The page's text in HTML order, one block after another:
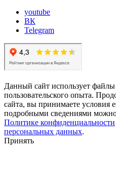
youtube
ВК
Telegram
Данный сайт использует
пользовательского опыта.
сайта, вы принимаете условия
подробными сведениями
Политике конфиденциальности
персональных данных.
Принять